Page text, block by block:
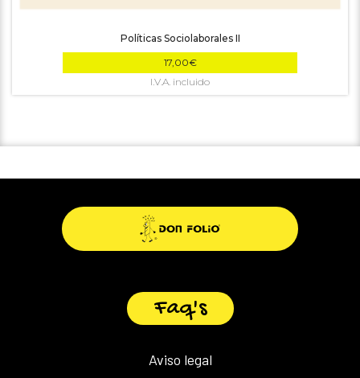
Políticas Sociolaborales II
17,00€
Faq's
Aviso legal